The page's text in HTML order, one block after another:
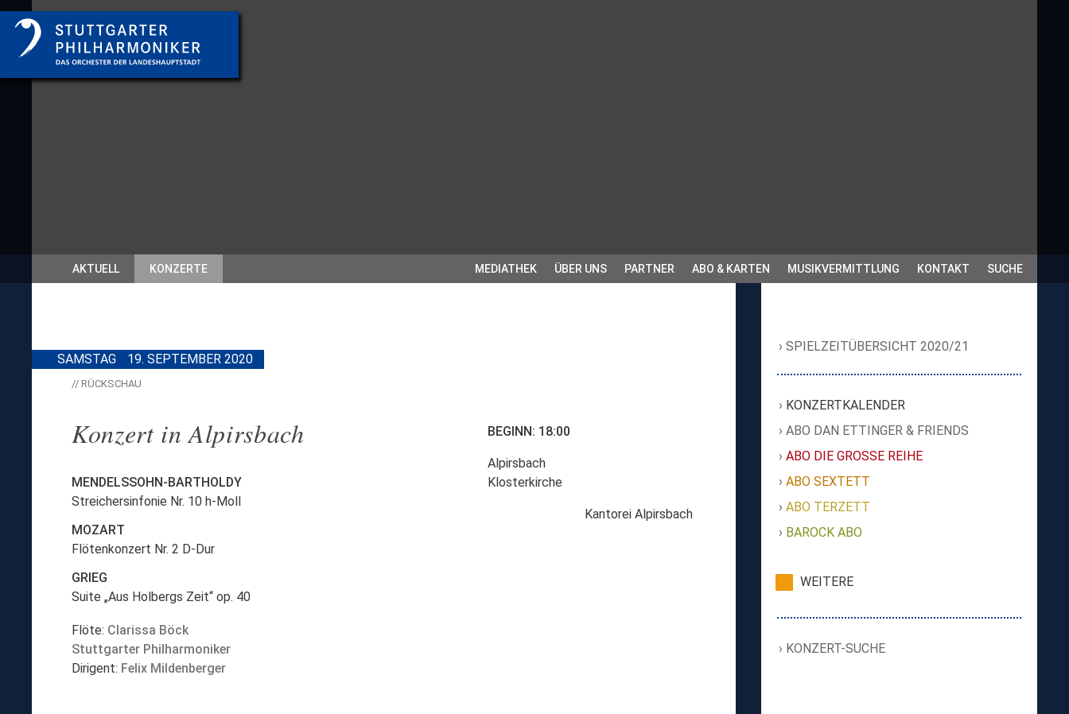
AKTUELL KONZERTE MEDIATHEK ÜBER UNS PARTNER ABO & KARTEN MUSIKVERMITTLUNG KONTAKT SUCHE
SAMSTAG 19. SEPTEMBER 2020
// RÜCKSCHAU
Konzert in Alpirsbach BEGINN: 18:00
Alpirsbach
Klosterkirche
Kantorei Alpirsbach
MENDELSSOHN-BARTHOLDY
Streichersinfonie Nr. 10 h-Moll
MOZART
Flötenkonzert Nr. 2 D-Dur
GRIEG
Suite „Aus Holbergs Zeit“ op. 40
Flöte: Clarissa Böck
Stuttgarter Philharmoniker
Dirigent: Felix Mildenberger
SPIELZEITÜBERSICHT 2020/21
KONZERTKALENDER
ABO DAN ETTINGER & FRIENDS
ABO DIE GROSSE REIHE
ABO SEXTETT
ABO TERZETT
BAROCK ABO
WEITERE
KONZERT-SUCHE